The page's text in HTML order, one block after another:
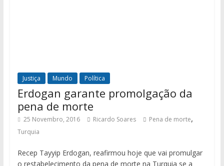
Justiça Mundo Política
Erdogan garante promolgação da
pena de morte
25 Novembro, 2016 Ricardo Soares Pena de morte,
Turquia
Recep Tayyip Erdogan, reafirmou hoje que vai promulgar
o restabelecimento da pena de morte na Turquia se a